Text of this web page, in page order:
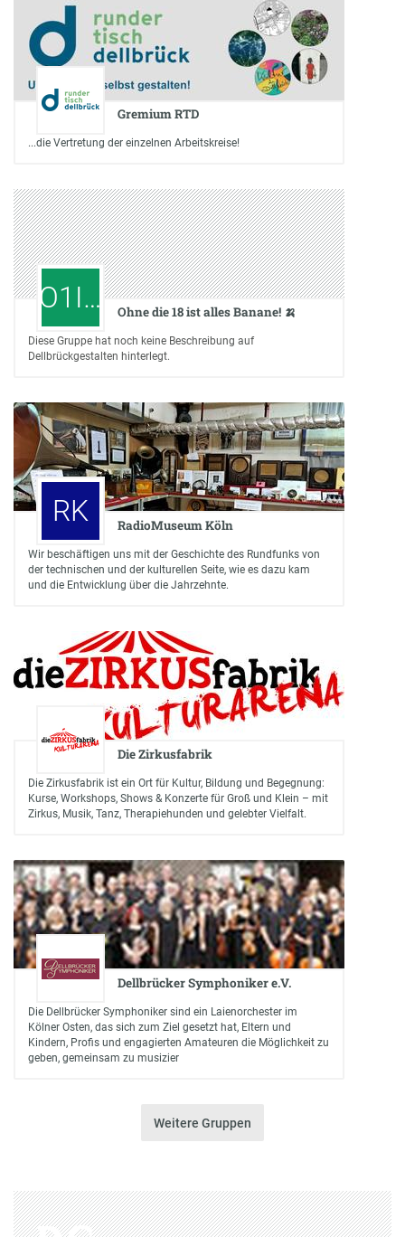
Gremium RTD
...die Vertretung der einzelnen Arbeitskreise!
O1I… Ohne die 18 ist alles Banane! 🍌
Diese Gruppe hat noch keine Beschreibung auf
Dellbrückgestalten hinterlegt.
RK RadioMuseum Köln
Wir beschäftigen uns mit der Geschichte des Rundfunks von
der technischen und der kulturellen Seite, wie es dazu kam
und die Entwicklung über die Jahrzehnte.
Die Zirkusfabrik
Die Zirkusfabrik ist ein Ort für Kultur, Bildung und Begegnung:
Kurse, Workshops, Shows & Konzerte für Groß und Klein – mit
Zirkus, Musik, Tanz, Therapiehunden und gelebter Vielfalt.
Dellbrücker Symphoniker e.V.
Die Dellbrücker Symphoniker sind ein Laienorchester im
Kölner Osten, das sich zum Ziel gesetzt hat, Eltern und
Kindern, Profis und engagierten Amateuren die Möglichkeit zu
geben, gemeinsam zu musizier
Weitere Gruppen